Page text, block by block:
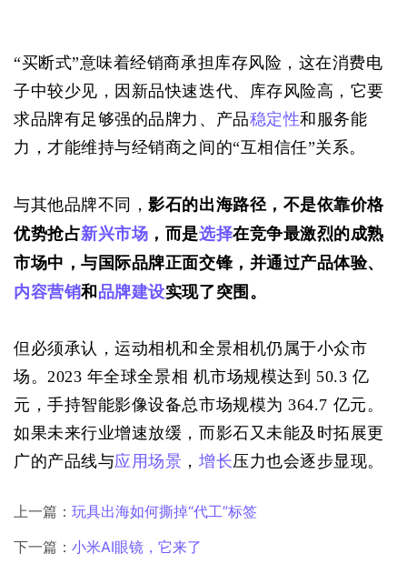
“买断式”意味着经销商承担库存风险，这在消费电
子中较少见，因新品快速迭代、库存风险高，它要
求品牌有足够强的品牌力、产品稳定性和服务能
力，才能维持与经销商之间的“互相信任”关系。
与其他品牌不同，影石的出海路径，不是依靠价格
优势抢占新兴市场 ，而是选择在竞争最激烈的成熟
市场中，与国际品牌正面交锋，并通过产品体验、
内容营销和 品牌建设实现了突围。
但必须承认，运动相机和全景相机仍属于小众市
场。2023 年全球全景相 机市场规模达到 50.3 亿
元，手持智能影像设备总市场规模为 364.7 亿元。
如果未来行业增速放缓，而影石又未能及时拓展更
广的产品线与应用场景 ， 增长压力也会逐步显现。
上一篇： 玩具出海如何撕掉“代工”标签
下一篇： 小米AI眼镜，它来了